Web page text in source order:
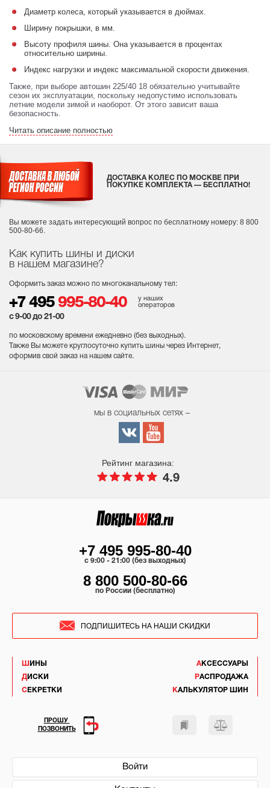
Диаметр колеса, который указывается в дюймах.
Ширину покрышки, в мм.
Высоту профиля шины. Она указывается в процентах
относительно ширины.
Индекс нагрузки и индекс максимальной скорости движения.
Также, при выборе автошин 225/40 18 обязательно учитывайте
сезон их эксплуатации, поскольку недопустимо использовать
летние модели зимой и наоборот. От этого зависит ваша
безопасность.
Читать описание полностью
Как купить шины и диски
в нашем магазине?
Оформить заказ можно по многоканальному тел:
+7 495 995-80-40
у наших
операторов
с 9-00 до 21-00
по московскому времени ежедневно (без выходных).
Также Вы можете круглосуточно купить шины через Интернет,
оформив свой заказ на нашем сайте.
ДОСТАВКА КОЛЕС ПО МОСКВЕ ПРИ
ПОКУПКЕ КОМПЛЕКТА — БЕСПЛАТНО!
Вы можете задать интересующий вопрос по бесплатному номеру: 8 800
500-80-66.
мы в социальных сетях –
Рейтинг магазина:
4.9
ШИНЫ
ДИСКИ
СЕКРЕТКИ
АКСЕССУАРЫ
РАСПРОДАЖА
КАЛЬКУЛЯТОР ШИН
Войти
+7 495 995-80-40
c 9:00 - 21:00 (без выходных)
8 800 500-80-66
по России (бесплатно)
ПОДПИШИТЕСЬ НА НАШИ СКИДКИ
ПРОШУ
ПОЗВОНИТЬ